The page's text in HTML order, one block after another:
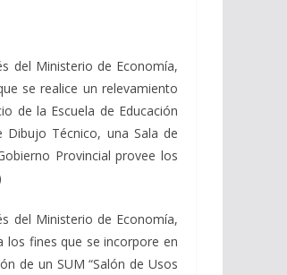
del Ministerio de Economía,
se realice un relevamiento
de la Escuela de Educación
Técnico, una Sala de
Provincial provee los
del Ministerio de Economía,
los fines que se incorpore en
de un SUM “Salón de Usos